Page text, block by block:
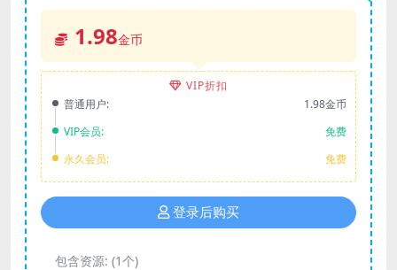
1.98金币
VIP折扣
普通用户:
1.98金币
VIP会员:
免费
永久会员:
免费
登录后购买
包含资源: (1个)